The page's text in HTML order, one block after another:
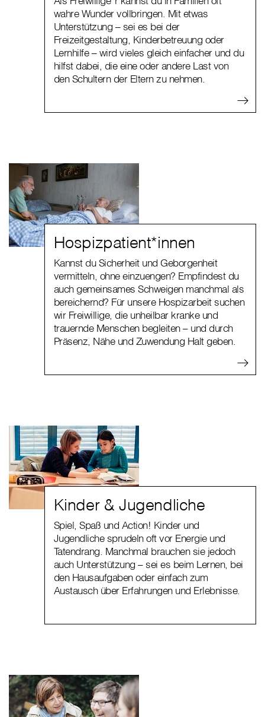
wahre Wunder vollbringen. Mit etwas
Unterstützung – sei es bei der
Freizeitgestaltung, Kinderbetreuung oder
Lernhilfe – wird vieles gleich einfacher und du
hilfst dabei, die eine oder andere Last von
den Schultern der Eltern zu nehmen.
Hospizpatient*innen
Kannst du Sicherheit und Geborgenheit
vermitteln, ohne einzuengen? Empfindest du
auch gemeinsames Schweigen manchmal als
bereichernd? Für unsere Hospizarbeit suchen
wir Freiwillige, die unheilbar kranke und
trauernde Menschen begleiten – und durch
Präsenz, Nähe und Zuwendung Halt geben.
Kinder & Jugendliche
Spiel, Spaß und Action! Kinder und
Jugendliche sprudeln oft vor Energie und
Tatendrang. Manchmal brauchen sie jedoch
auch Unterstützung – sei es beim Lernen, bei
den Hausaufgaben oder einfach zum
Austausch über Erfahrungen und Erlebnisse.